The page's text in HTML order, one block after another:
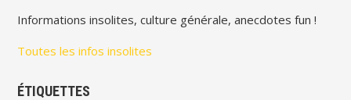
Informations insolites, culture générale, anecdotes fun !
Toutes les infos insolites
ÉTIQUETTES